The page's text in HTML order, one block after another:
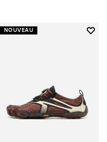
NOUVEAU
Add